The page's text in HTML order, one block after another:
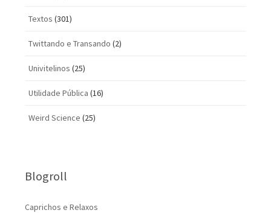
Textos (301)
Twittando e Transando (2)
Univitelinos (25)
Utilidade Pública (16)
Weird Science (25)
Blogroll
Caprichos e Relaxos